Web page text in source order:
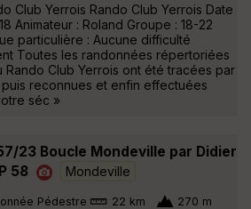
Club Yerrois Rando Club Yerrois Date
Animateur : Roland Groupe : 18-22
particulière : Aucune difficulté
Toutes les randonnées répertoriées
Rando Club Yerrois ont été tracées par
reconnues et enfin effectuées
séc »
23 Boucle Mondeville par Didier
58
Mondeville
Pédestre 22 km 270 m